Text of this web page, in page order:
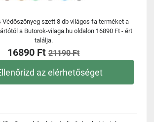
Védőszőnyeg szett 8 db világos fa terméket a
a Butorok-vilaga.hu oldalon 16890 Ft - ért
találja.
16890 Ft 21190 Ft
az elérhetőséget